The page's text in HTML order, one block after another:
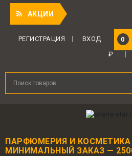
АКЦИИ
0
РЕГИСТРАЦИЯ
ВХОД
₽
ПАРФЮМЕРИЯ И
МИНИМАЛЬНЫЙ ЗАКАЗ —
Для авторизованных
предоставляется 1
от совершенной